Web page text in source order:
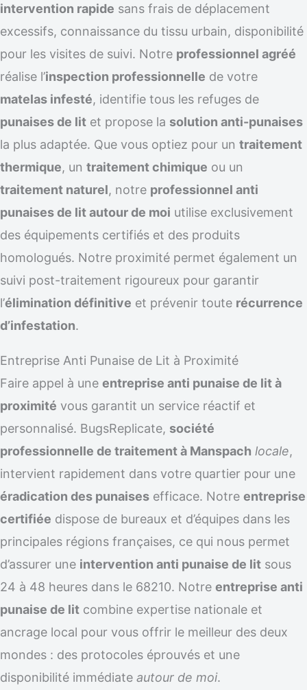
intervention rapide sans frais de déplacement
excessifs, connaissance du tissu urbain, disponibilité
pour les visites de suivi. Notre professionnel agréé
réalise l’inspection professionnelle de votre
matelas infesté, identifie tous les refuges de
punaises de lit et propose la solution anti-punaises
la plus adaptée. Que vous optiez pour un traitement
thermique, un traitement chimique ou un
traitement naturel, notre professionnel anti
punaises de lit autour de moi utilise exclusivement
des équipements certifiés et des produits
homologués. Notre proximité permet également un
suivi post-traitement rigoureux pour garantir
l’élimination définitive et prévenir toute récurrence
d’infestation.
Entreprise Anti Punaise de Lit à Proximité
Faire appel à une entreprise anti punaise de lit à
proximité vous garantit un service réactif et
personnalisé. BugsReplicate, société
professionnelle de traitement à Manspach locale,
intervient rapidement dans votre quartier pour une
éradication des punaises efficace. Notre entreprise
certifiée dispose de bureaux et d’équipes dans les
principales régions françaises, ce qui nous permet
d’assurer une intervention anti punaise de lit sous
24 à 48 heures dans le 68210. Notre entreprise anti
punaise de lit combine expertise nationale et
ancrage local pour vous offrir le meilleur des deux
mondes : des protocoles éprouvés et une
disponibilité immédiate autour de moi.